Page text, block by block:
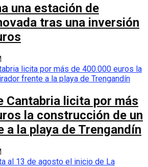
una estación de
tras una inversión
Cantabria licita por más
la construcción de un
a la playa de Trengandín